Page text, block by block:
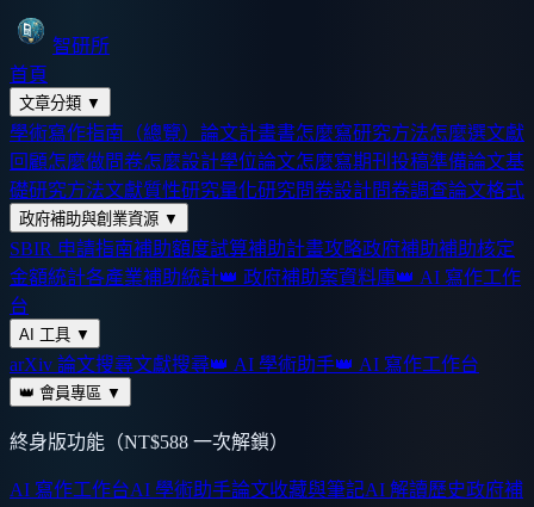
智研所
首頁
文章分類 ▼
學術寫作指南（總覽） 論文計畫書怎麼寫研究方法怎麼選文獻
回顧怎麼做問卷怎麼設計學位論文怎麼寫期刊投稿準備論文基
礎研究方法文獻質性研究量化研究問卷設計問卷調查論文格式
政府補助與創業資源 ▼
SBIR 申請指南補助額度試算補助計畫攻略政府補助補助核定
金額統計各產業補助統計👑 政府補助案資料庫👑 AI 寫作工作
台
AI 工具 ▼
arXiv 論文搜尋文獻搜尋👑 AI 學術助手👑 AI 寫作工作台
👑 會員專區 ▼
終身版功能（NT$588 一次解鎖）
AI 寫作工作台AI 學術助手論文收藏與筆記AI 解讀歷史政府補